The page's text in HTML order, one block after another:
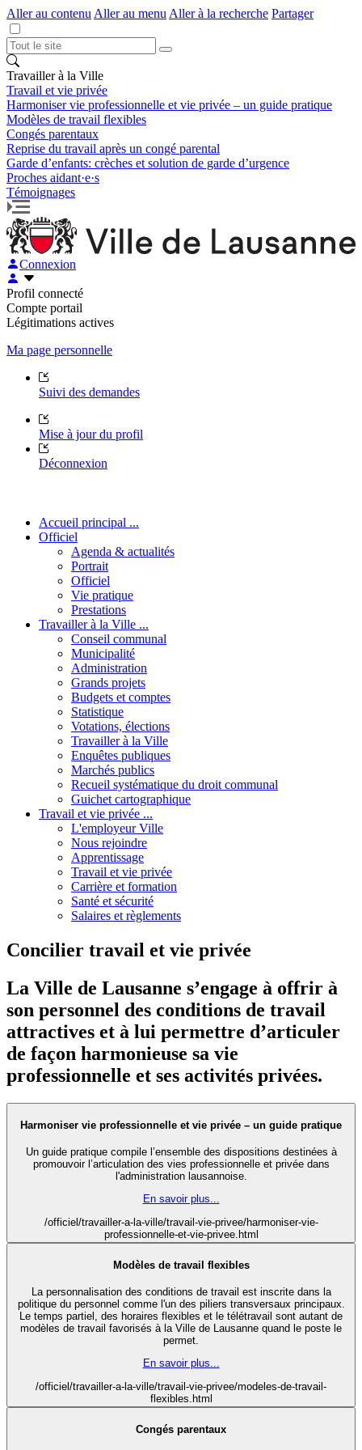
Aller au contenu Aller au menu Aller à la recherche Partager
Travailler à la Ville
Travail et vie privée
Harmoniser vie professionnelle et vie privée – un guide pratique
Modèles de travail flexibles
Congés parentaux
Reprise du travail après un congé parental
Garde d’enfants: crèches et solution de garde d’urgence
Proches aidant·e·s
Témoignages
Connexion
Profil connecté
Compte portail
Légitimations actives
Ma page personnelle
Suivi des demandes
Mise à jour du profil
Déconnexion
Accueil principal ...
Officiel
Agenda & actualités
Portrait
Officiel
Vie pratique
Prestations
Travailler à la Ville ...
Conseil communal
Municipalité
Administration
Grands projets
Budgets et comptes
Statistique
Votations, élections
Travailler à la Ville
Enquêtes publiques
Marchés publics
Recueil systématique du droit communal
Guichet cartographique
Travail et vie privée ...
L'employeur Ville
Nous rejoindre
Apprentissage
Travail et vie privée
Carrière et formation
Santé et sécurité
Salaires et règlements
Concilier travail et vie privée
La Ville de Lausanne s’engage à offrir à
son personnel des conditions de travail
attractives et à lui permettre d’articuler
de façon harmonieuse sa vie
professionnelle et ses activités privées.
Harmoniser vie professionnelle et vie privée – un guide pratique
Un guide pratique compile l’ensemble des dispositions destinées à
promouvoir l’articulation des vies professionnelle et privée dans
l'administration lausannoise.
En savoir plus...
/officiel/travailler-a-la-ville/travail-vie-privee/harmoniser-vie-
professionnelle-et-vie-privee.html
Modèles de travail flexibles
La personnalisation des conditions de travail est inscrite dans la
politique du personnel comme l'un des piliers transversaux principaux.
Le temps partiel, des horaires flexibles et le télétravail sont autant de
modèles de travail favorisés à la Ville de Lausanne quand le poste le
permet.
En savoir plus...
/officiel/travailler-a-la-ville/travail-vie-privee/modeles-de-travail-
flexibles.html
Congés parentaux